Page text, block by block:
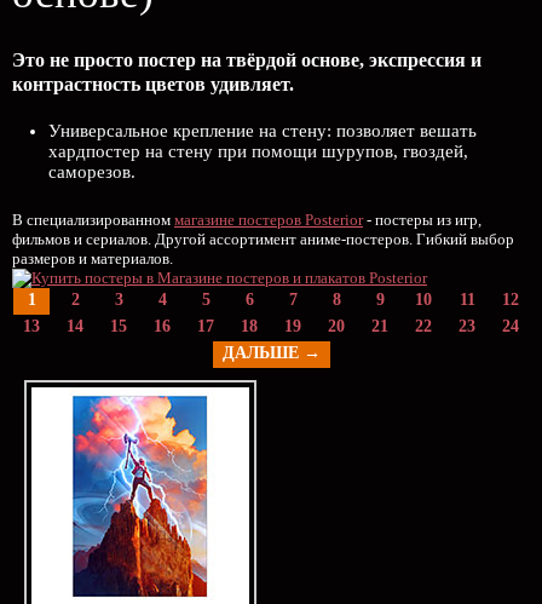
Это не просто постер на твёрдой основе, экспрессия и
контрастность цветов удивляет.
Универсальное крепление на стену: позволяет вешать
хардпостер на стену при помощи шурупов, гвоздей,
саморезов.
В специализированном магазине постеров Posterior- постеры из игр,
фильмов и сериалов. Другой ассортимент аниме-постеров. Гибкий выбор
размеров и материалов.
1 2 3 4 5 6 7 8 9 10 11
12
13
14 15 16 17 18 19 20 21 22 23
24
ДАЛЬШЕ →